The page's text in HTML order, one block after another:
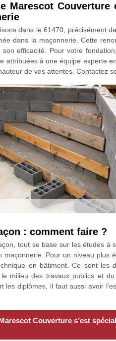
Marescot
dans le 61470, précisément
dans la maçonnerie. Cette
efficacité. Pour votre
attribuées à une équipe experte
de vos attentes. Contactez
: comment faire ?
tout se base sur les études à
maçonnerie. Pour un niveau plus
en bâtiment. Ce sont
milieu des travaux publics et
les diplômes, il faut aussi avoir
Couverture s’est